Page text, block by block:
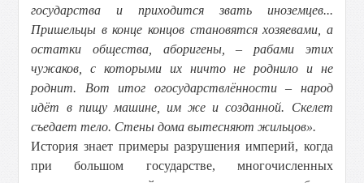
государства и приходится звать иноземцев...
Пришельцы в конце концов становятся хозяевами, а
остатки общества, аборигены, – рабами этих
чужаков, с которыми их ничто не роднило и не
роднит. Вот итог огосударствлённости – народ
идёт в пищу машине, им же и созданной. Скелет
съедает тело. Стены дома вытесняют жильцов».
История знает примеры разрушения империй, когда
при большом государстве, многочисленных